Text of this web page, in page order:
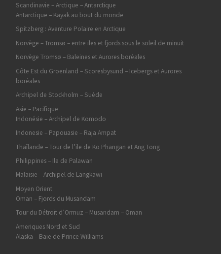
Scandinavie – Arctique – Antarctique
Antarctique – Kayak au bout du monde
Spitzberg : Aventure Polaire en Arctique
Norvège – Tromsø – entre iles et fjords sous le soleil de minuit
Norvège Tromsø – Baleines et Aurores boréales
Côte Est du Groenland – Scoresbysund – Icebergs et Aurores
boréales
Archipel de Stockholm – Suède
Asie – Pacifique
Indonésie – Archipel de Komodo
Indonesie – Papouasie – Raja Ampat
Thaïlande – Tour de l’ile de Ko Phangan et Ang Tong
Philippines – Ile de Palawan
Malaisie – Archipel de Langkawi
Moyen Orient
Oman – Fjords du Musandam
Tour du Détroit d’Ormuz – Musandam – Oman
Ameriques Nord et Sud
Alaska – Baie de Prince Williams